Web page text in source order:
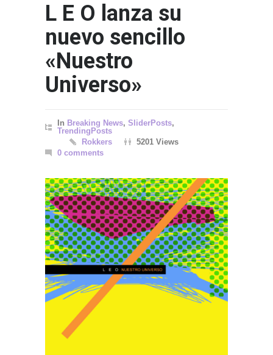
L E O lanza su
nuevo sencillo
«Nuestro
Universo»
In Breaking News, SliderPosts,
TrendingPosts
Rokkers
5201 Views
0 comments